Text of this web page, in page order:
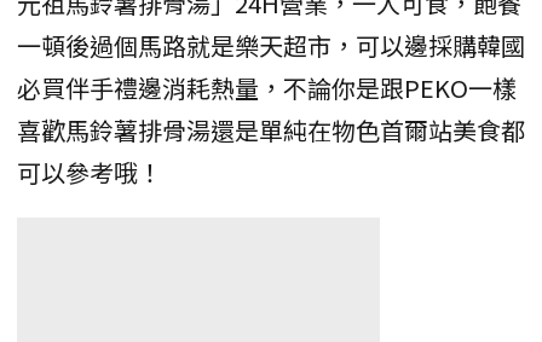
一頓後過個馬路就是樂天超市，可以邊採購韓國
必買伴手禮邊消耗熱量，不論你是跟PEKO一樣
喜歡馬鈴薯排骨湯還是單純在物色首爾站美食都
可以參考哦！